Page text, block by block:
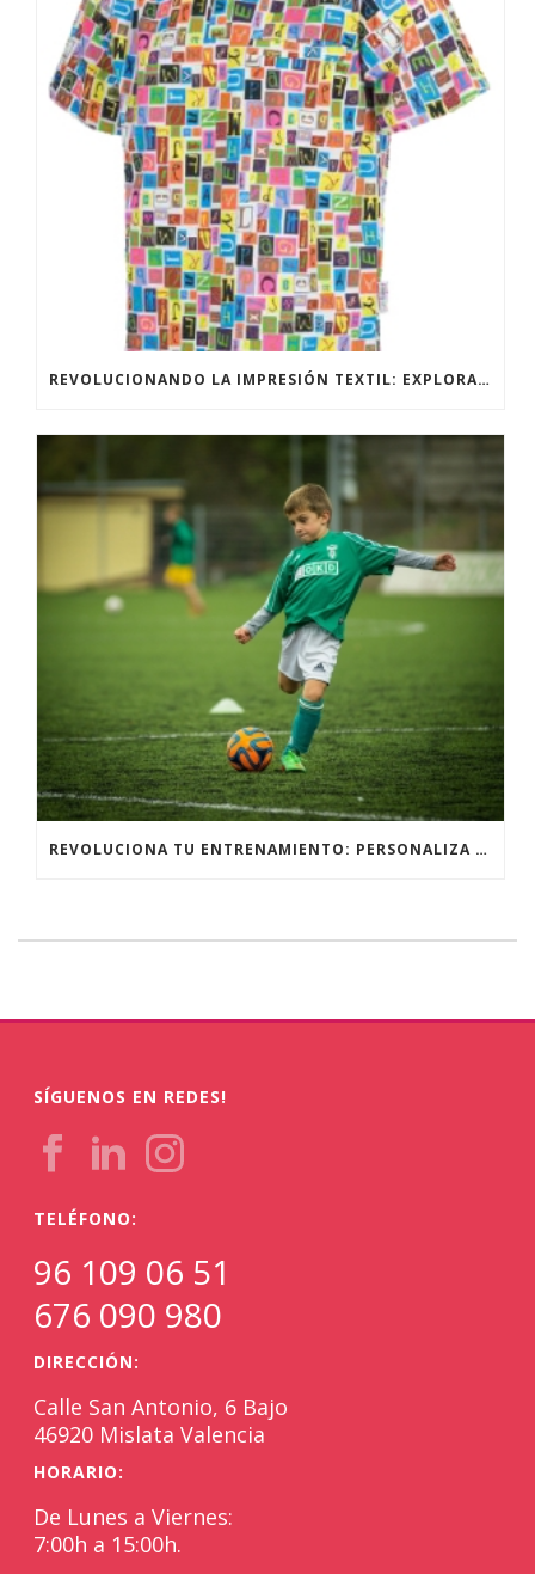
REVOLUCIONANDO LA IMPRESIÓN TEXTIL: EXPLORANDO LAS TÉCNICAS DE IMPRESIÓN DIRECTA Y SUBLIMACIÓN
REVOLUCIONA TU ENTRENAMIENTO: PERSONALIZA TU EQUIPAMIENTO DEPORTIVO PARA UN RENDIMIENTO ÓPTIMO
SÍGUENOS EN REDES!
TELÉFONO:
96 109 06 51
676 090 980
DIRECCIÓN:
Calle San Antonio, 6 Bajo
46920 Mislata Valencia
HORARIO:
De Lunes a Viernes:
7:00h a 15:00h.